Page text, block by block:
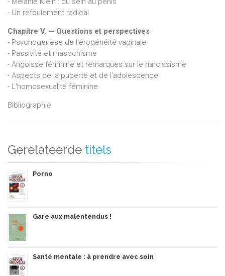
- Un refoulement radical
Chapitre V. — Questions et perspectives
- Psychogenèse de l'érogénéité vaginale
- Passivité et masochisme
- Angoisse féminine et remarques sur le narcissisme
- Aspects de la puberté et de l'adolescence
- L'homosexualité féminine
Bibliographie
Gerelateerde titels
Porno
Gare aux malentendus !
Santé mentale : à prendre avec soin